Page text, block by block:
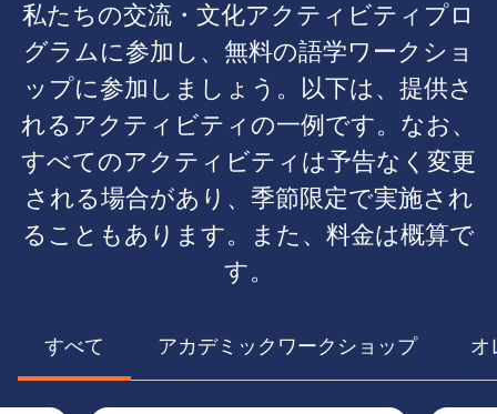
私たちの交流・文化アクティビティプロ
グラムに参加し、無料の語学ワークショ
ップに参加しましょう。以下は、提供さ
れるアクティビティの一例です。なお、
すべてのアクティビティは予告なく変更
される場合があり、季節限定で実施され
ることもあります。また、料金は概算で
す。
すべて アカデミックワークショップ オ